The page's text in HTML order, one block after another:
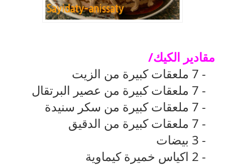
مقادير الكيك/
- 7
ملعقات كبيرة من الزيت
- 7
ملعقات كبيرة من عصير البرتقال
- 7
ملعقات كبيرة من سكر سنيدة
- 7
ملعقات كبيرة من الدقيق
- 3
بيضات
- 2
اكياس خميرة كيماوية